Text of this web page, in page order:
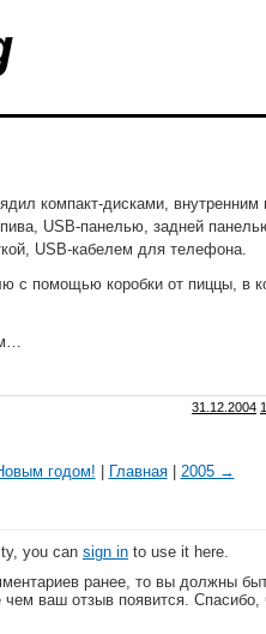
компакт-дисками,
USB-панелью, задней
USB-кабелем для телефона.
с помощью коробки от пиццы, в
31.12.2004
годом! Главная| 2005 →
you can sign in to use it here.
ранее, то вы должны
ваш отзыв появится.